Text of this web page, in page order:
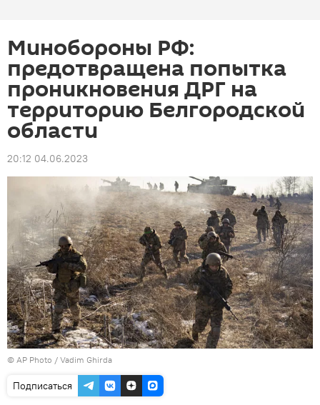
Минобороны РФ:
предотвращена попытка
проникновения ДРГ на
территорию Белгородской
области
20:12 04.06.2023
© AP Photo / Vadim Ghirda
Подписаться